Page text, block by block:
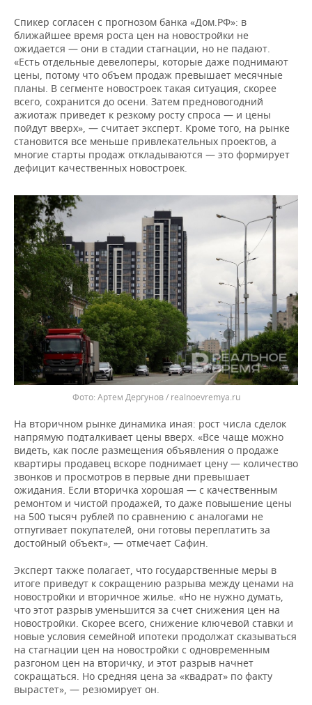
Спикер согласен с прогнозом банка «Дом.РФ»: в
ближайшее время роста цен на новостройки не
ожидается — они в стадии стагнации, но не падают.
«Есть отдельные девелоперы, которые даже поднимают
цены, потому что объем продаж превышает месячные
планы. В сегменте новостроек такая ситуация, скорее
всего, сохранится до осени. Затем предновогодний
ажиотаж приведет к резкому росту спроса — и цены
пойдут вверх», — считает эксперт. Кроме того, на рынке
становится все меньше привлекательных проектов, а
многие старты продаж откладываются — это формирует
дефицит качественных новостроек.
Артем Дергунов / realnoevremya.ru
На вторичном рынке динамика иная: рост числа сделок
напрямую подталкивает цены вверх. «Все чаще можно
видеть, как после размещения объявления о продаже
квартиры продавец вскоре поднимает цену — количество
звонков и просмотров в первые дни превышает
ожидания. Если вторичка хорошая — с качественным
ремонтом и чистой продажей, то даже повышение цены
на 500 тысяч рублей по сравнению с аналогами не
отпугивает покупателей, они готовы переплатить за
достойный объект», — отмечает Сафин.
Эксперт также полагает, что государственные меры в
итоге приведут к сокращению разрыва между ценами на
новостройки и вторичное жилье. «Но не нужно думать,
что этот разрыв уменьшится за счет снижения цен на
новостройки. Скорее всего, снижение ключевой ставки и
новые условия семейной ипотеки продолжат сказываться
на стагнации цен на новостройки с одновременным
разгоном цен на вторичку, и этот разрыв начнет
сокращаться. Но средняя цена за «квадрат» по факту
вырастет», — резюмирует он.